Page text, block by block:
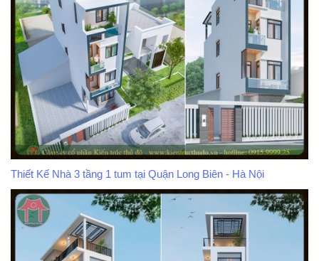
Thiết Kế Nhà 3 tầng 1 tum tại Quận Long Biên - Hà Nội